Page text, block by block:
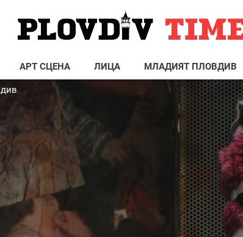
АРТ СЦЕНА ЛИЦА МЛАДИЯТ ПЛОВДИВ